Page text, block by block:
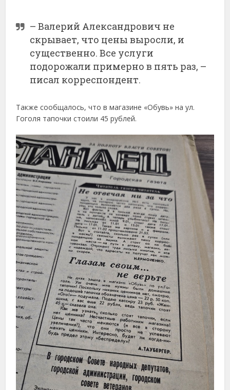
– Валерий Александрович не
скрывает, что цены выросли, и
существенно. Все услуги
подорожали примерно в пять раз, –
писал корреспондент.
Также сообщалось, что в магазине «Обувь» на ул.
Гоголя тапочки стоили 45 рублей.